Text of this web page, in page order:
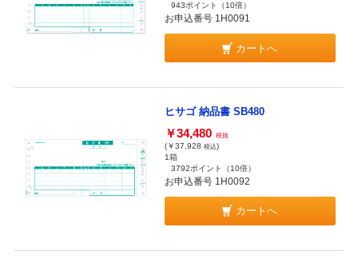
943ポイント
（10倍）
お申込番号 1H0091
カートへ
ヒサゴ 納品書 SB480
￥34,480 税抜
(￥37,928 税込)
1箱
3792ポイント
（10倍）
お申込番号 1H0092
カートへ